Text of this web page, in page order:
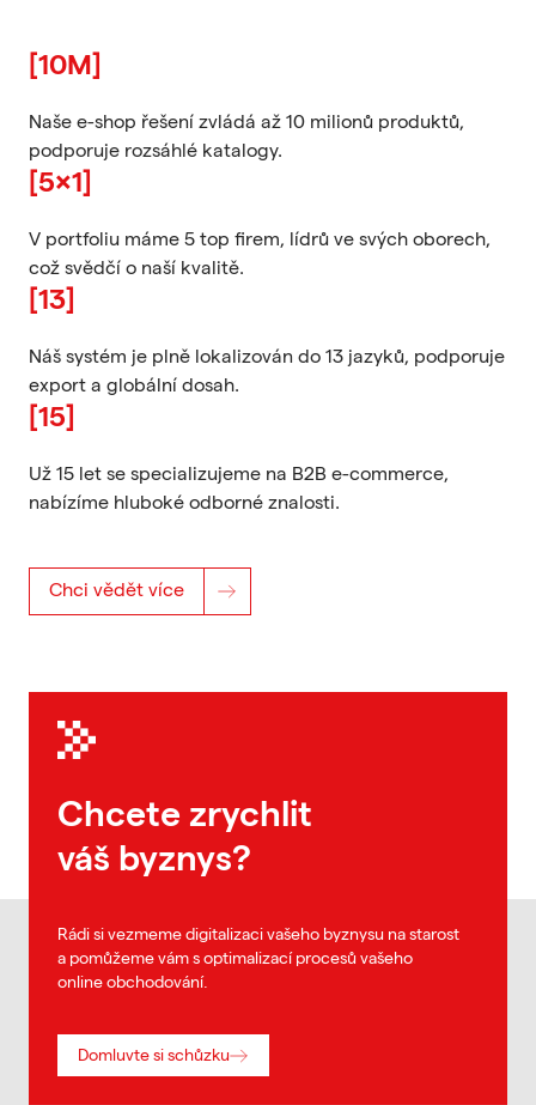
[10M]
Naše e-shop řešení zvládá až 10 milionů produktů,
podporuje rozsáhlé katalogy.
[5x1]
V portfoliu máme 5 top firem, lídrů ve svých oborech,
což svědčí o naší kvalitě.
[13]
Náš systém je plně lokalizován do 13 jazyků, podporuje
export a globální dosah.
[15]
Už 15 let se specializujeme na B2B e-commerce,
nabízíme hluboké odborné znalosti.
Chci vědět více
Chcete zrychlit
váš byznys?
Rádi si vezmeme digitalizaci vašeho byznysu na starost
a pomůžeme vám s optimalizací procesů vašeho
online obchodování.
Domluvte si schůzku